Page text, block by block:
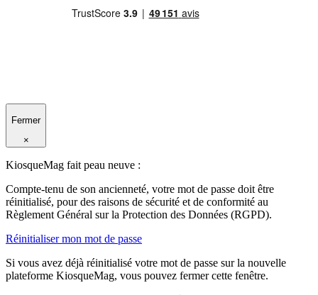
Fermer
×
KiosqueMag fait peau neuve :
Compte-tenu de son ancienneté, votre mot de passe doit être
réinitialisé, pour des raisons de sécurité et de conformité au
Règlement Général sur la Protection des Données (RGPD).
Réinitialiser mon mot de passe
Si vous avez déjà réinitialisé votre mot de passe sur la nouvelle
plateforme KiosqueMag, vous pouvez fermer cette fenêtre.